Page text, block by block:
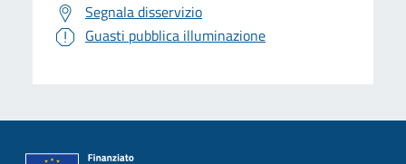
Segnala disservizio
Guasti pubblica illuminazione